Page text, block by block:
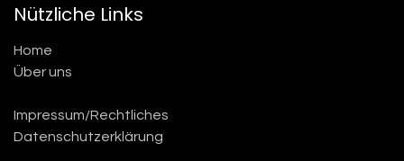
Nützliche Links
Home
Über uns
Impressum/Rechtliches
Datenschutzerklärung